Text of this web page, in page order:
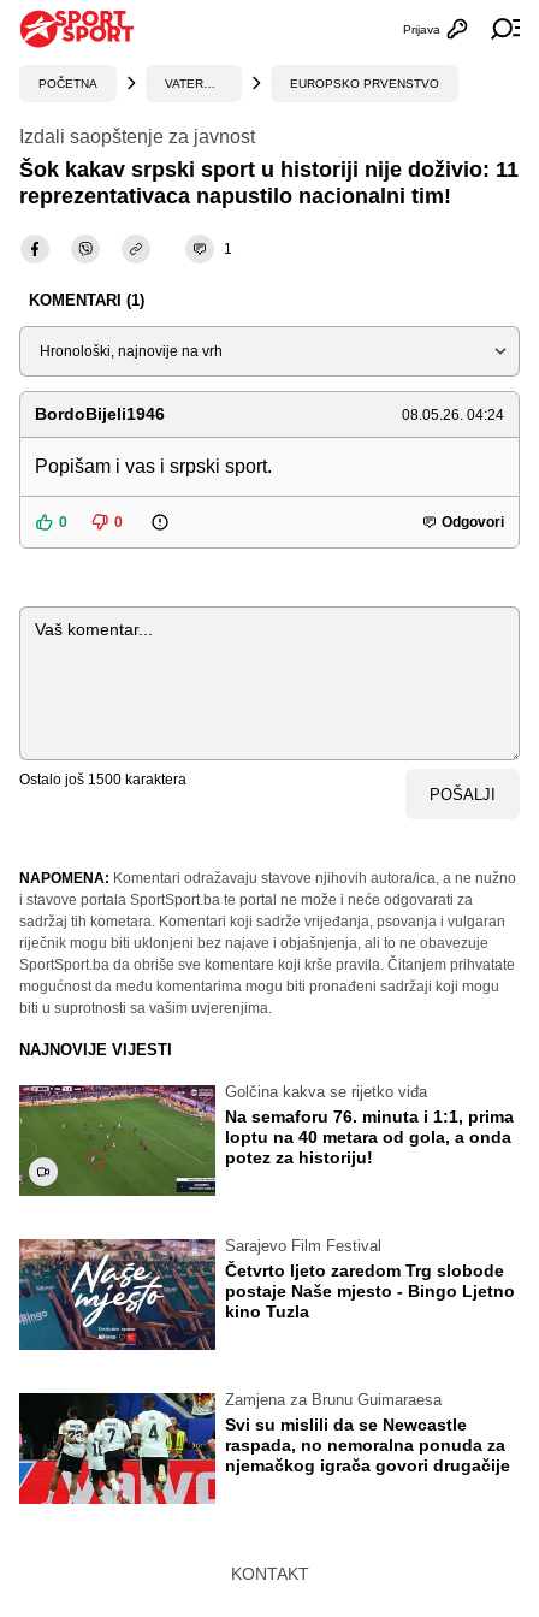
Otvori
Prijava
POČETNA EUROPSKO PRVENSTVO
Izdali saopštenje za javnost
Šok kakav srpski sport u historiji nije doživio: 11
reprezentativaca napustilo nacionalni tim!
1
KOMENTARI (1)
Sortiraj
BordoBijeli1946 08.05.26. 04:24
Popišam i vas i srpski sport.
0 0 Odgovori
Komentar
Ostalo još 1500 karaktera
POŠALJI
NAPOMENA: Komentari odražavaju stavove njihovih autora/ica, a ne nužno
i stavove portala SportSport.ba te portal ne može i neće odgovarati za
sadržaj tih kometara. Komentari koji sadrže vrijeđanja, psovanja i vulgaran
riječnik mogu biti uklonjeni bez najave i objašnjenja, ali to ne obavezuje
SportSport.ba da obriše sve komentare koji krše pravila. Čitanjem prihvatate
mogućnost da među komentarima mogu biti pronađeni sadržaji koji mogu
biti u suprotnosti sa vašim uvjerenjima.
NAJNOVIJE VIJESTI
Golčina kakva se rijetko viđa
Na semaforu 76. minuta i 1:1, prima
loptu na 40 metara od gola, a onda
potez za historiju!
Sarajevo Film Festival
Četvrto ljeto zaredom Trg slobode
postaje Naše mjesto - Bingo Ljetno
kino Tuzla
Zamjena za Brunu Guimaraesa
Svi su mislili da se Newcastle
raspada, no nemoralna ponuda za
njemačkog igrača govori drugačije
KONTAKT